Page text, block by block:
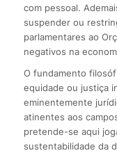
com pessoal.
suspender ou
parlamentares ao
negativos na
O fundamento
equidade ou justiça
eminentemente
atinentes aos
pretende-se aqui
sustentabilidade da